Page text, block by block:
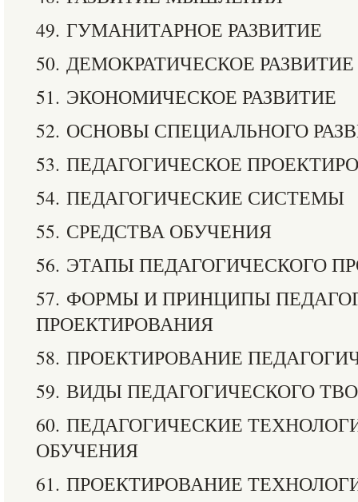
49. ГУМАНИТАРНОЕ РАЗВИТИЕ
50. ДЕМОКРАТИЧЕСКОЕ РАЗВИТИЕ
51. ЭКОНОМИЧЕСКОЕ РАЗВИТИЕ
52. ОСНОВЫ СПЕЦИАЛЬНОГО
53. ПЕДАГОГИЧЕСКОЕ
54. ПЕДАГОГИЧЕСКИЕ СИСТЕМЫ
55. СРЕДСТВА ОБУЧЕНИЯ
56. ЭТАПЫ ПЕДАГОГИЧЕСКОГО
57. ФОРМЫ И ПРИНЦИПЫ
ПРОЕКТИРОВАНИЯ
58. ПРОЕКТИРОВАНИЕ
59. ВИДЫ ПЕДАГОГИЧЕСКОГО
60. ПЕДАГОГИЧЕСКИЕ
ОБУЧЕНИЯ
61. ПРОЕКТИРОВАНИЕ